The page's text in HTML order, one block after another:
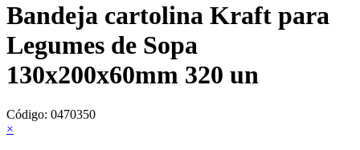
Bandeja cartolina Kraft para
Legumes de Sopa
130x200x60mm 320 un
Código: 0470350
×